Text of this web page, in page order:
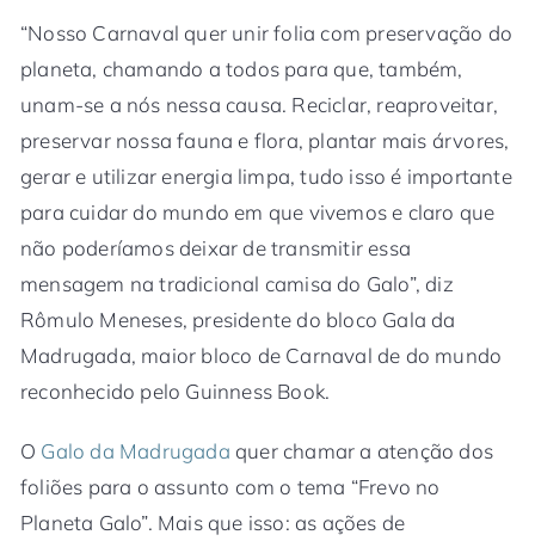
“Nosso Carnaval quer unir folia com preservação do
planeta, chamando a todos para que, também,
unam-se a nós nessa causa. Reciclar, reaproveitar,
preservar nossa fauna e flora, plantar mais árvores,
gerar e utilizar energia limpa, tudo isso é importante
para cuidar do mundo em que vivemos e claro que
não poderíamos deixar de transmitir essa
mensagem na tradicional camisa do Galo”, diz
Rômulo Meneses, presidente do bloco Gala da
Madrugada, maior bloco de Carnaval de do mundo
reconhecido pelo Guinness Book.
O Galo da Madrugada quer chamar a atenção dos
foliões para o assunto com o tema “Frevo no
Planeta Galo”. Mais que isso: as ações de